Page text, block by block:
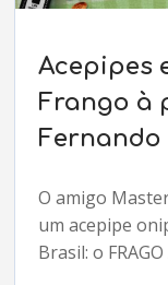
Acepipes
Frango à
Fernando
O amigo
um acepipe
Brasil: o